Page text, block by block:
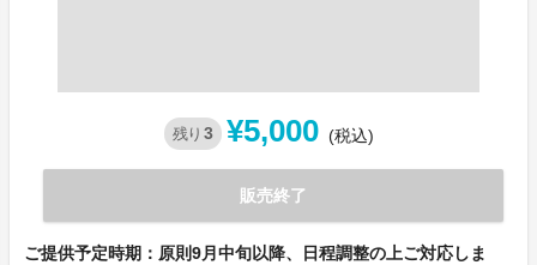
残り 3 ¥5,000 (税込)
販売終了
ご提供予定時期：原則9月中旬以降、日程調整の上ご対応しま